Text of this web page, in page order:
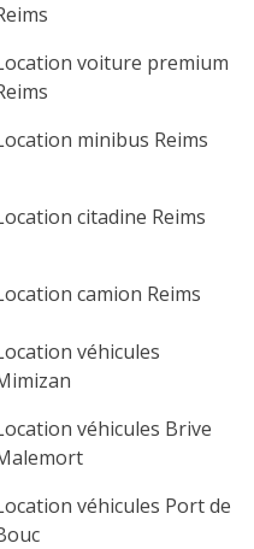
véhicules
véhicules Brive
véhicules Port de
voiture premium
minibus Reims
citadine Reims
camion Reims